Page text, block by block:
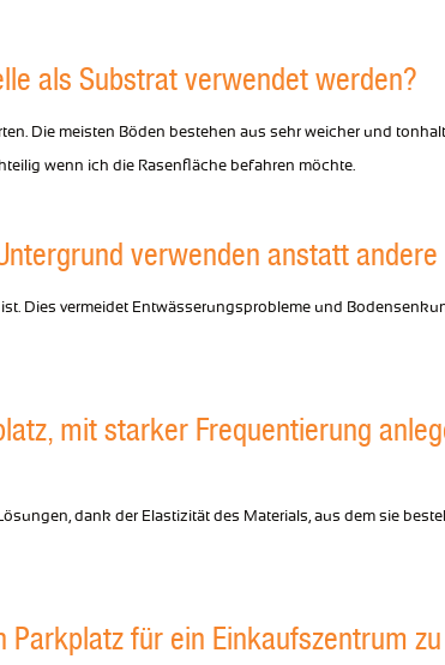
als Substrat verwendet werden?
Die meisten Böden bestehen aus sehr weicher und
wenn ich die Rasenfläche befahren möchte.
verwenden anstatt
Dies vermeidet Entwässerungsprobleme und
mit starker Frequentierung
dank der Elastizität des Materials, aus dem sie
für ein Einkaufszentrum